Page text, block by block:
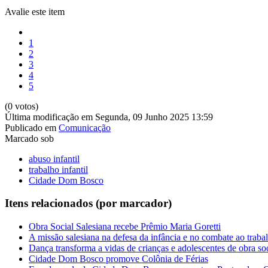
Avalie este item
1
2
3
4
5
(0 votos)
Última modificação em Segunda, 09 Junho 2025 13:59
Publicado em Comunicação
Marcado sob
abuso infantil
trabalho infantil
Cidade Dom Bosco
Itens relacionados (por marcador)
Obra Social Salesiana recebe Prêmio Maria Goretti
A missão salesiana na defesa da infância e no combate ao
Dança transforma a vidas de crianças e adolescentes de obra
Cidade Dom Bosco promove Colônia de Férias